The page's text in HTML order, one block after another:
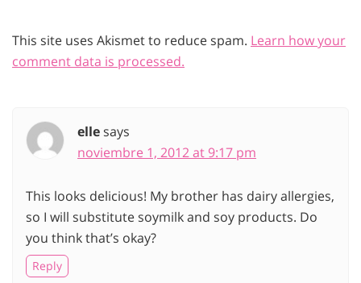
This site uses Akismet to reduce spam. Learn how your
comment data is processed.
ellesays
noviembre 1, 2012 at 9:17 pm
This looks delicious! My brother has dairy allergies,
so I will substitute soymilk and soy products. Do
you think that’s okay?
Reply